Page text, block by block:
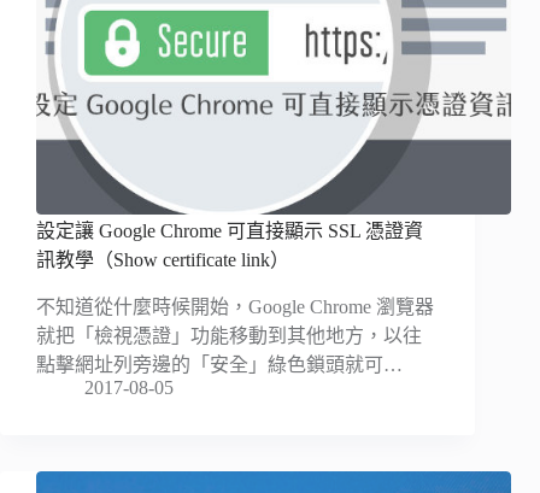
設定讓 Google Chrome 可直接顯示 SSL 憑證資
訊教學（Show certificate link）
不知道從什麼時候開始，Google Chrome 瀏覽器
就把「檢視憑證」功能移動到其他地方，以往
點擊網址列旁邊的「安全」綠色鎖頭就可…
2017-08-05